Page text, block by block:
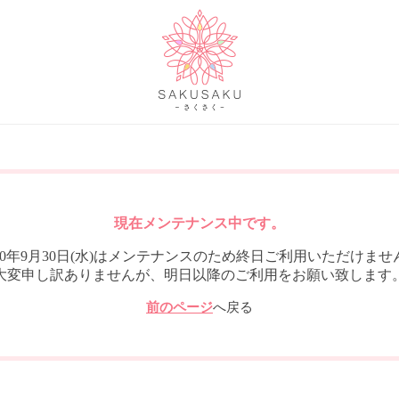
現在メンテナンス中です。
年9月30日(水)はメンテナンスのため終日ご利用いただけませ
変申し訳ありませんが、明日以降のご利用をお願い致します
前のページへ戻る